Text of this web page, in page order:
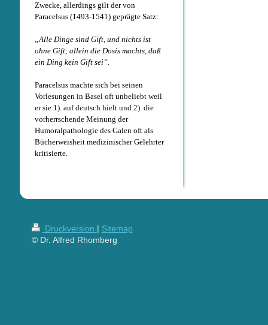
Zwecke, allerdings gilt der von
Paracelsus (1493-1541) geprägte Satz:
„Alle Dinge sind Gift, und nichts ist
ohne Gift; allein die Dosis machts, daß
ein Ding kein Gift sei“.
Paracelsus machte sich bei seinen
Vorlesungen in Basel oft unbeliebt weil
er sie 1). auf deutsch hielt und 2). die
vorherrschende Meinung der
Humoralpathologie des Galen oft als
Bücherweisheit medizinischer Gelehrter
kritisierte.
Druckversion | Sitemap
© Dr. Alfred Rhomberg